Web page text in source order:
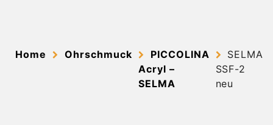
Home Ohrschmuck
PICCOLINA
Acryl –
SELMA
SELMA
SSF-2
neu